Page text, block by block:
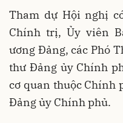
Tham dự Hội nghị
Chính trị, Ủy viên
ương Đảng, các Phó
thư Đảng ủy Chính
cơ quan thuộc Chính
Đảng ủy Chính phủ.